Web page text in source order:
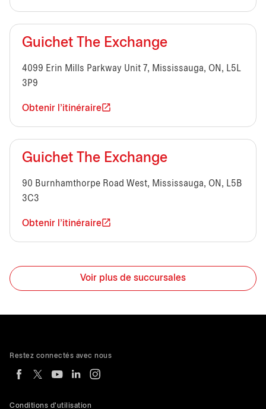
Guichet The Exchange
4099 Erin Mills Parkway Unit 7, Mississauga, ON, L5L
3P9
Obtenir l'itinéraire
Guichet The Exchange
90 Burnhamthorpe Road West, Mississauga, ON, L5B
3C3
Obtenir l'itinéraire
Voir plus de succursales
Conditions d'utilisation
Restez connectés avec nous